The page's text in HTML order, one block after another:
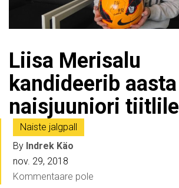
Liisa Merisalu
kandideerib aasta
naisjuuniori tiitlile
Naiste jalgpall
By Indrek Käo
nov. 29, 2018
Kommentaare pole